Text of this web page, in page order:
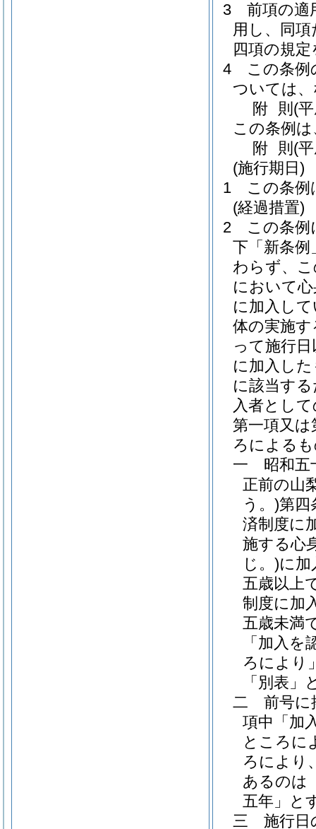
3
前項の適
用し、同
四項の規
4
この条例
ついては
附 則 (
この条例
附 則 (
(施行期日)
1
この条例
(経過措置)
2
この条例
下「新条
わらず、
において
に加入し
体の実施
って施行
に加入し
に該当す
入者とし
第一項又
ろによる
一
昭和五
正前の山
う。)第四
済制度に
施する心
じ。)に
五歳以上
制度に加
五歳未満
「加入
ろにより
「別表
二
前号に
項中「加
ところに
ろにより
あるのは
五年」と
三
施行日